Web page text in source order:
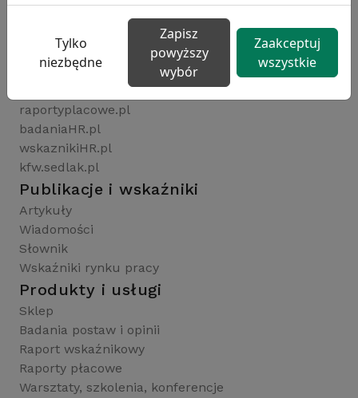
Rynekpracy.pl
sedlak.pl
raportyplacowe.pl
badaniaHR.pl
wskaznikiHR.pl
kfw.sedlak.pl
Publikacje i wskaźniki
Artykuły
Wiadomości
Słownik
Wskaźniki rynku pracy
Produkty i usługi
Sklep
Badania postaw i opinii
Raport wskaźnikowy
Raporty płacowe
Warsztaty, szkolenia, konferencje
Tylko
niezbędne
Zapisz
powyższy
wybór
Zaakceptuj
wszystkie